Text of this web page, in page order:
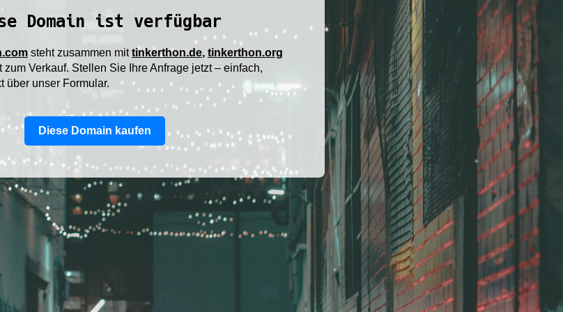
Domain ist verfügbar
steht zusammen mittinkerthon.de, tinkerthon.org
Verkauf. Stellen Sie Ihre Anfrage jetzt – einfach,
über unser Formular.
Diese Domain kaufen